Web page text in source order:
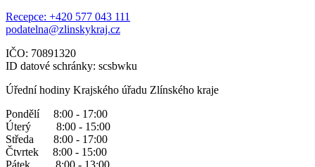
Recepce: +420 577 043 111
podatelna@zlinskykraj.cz
IČO: 70891320
ID datové schránky: scsbwku
Úřední hodiny Krajského úřadu Zlínského kraje
Pondělí 8:00 - 17:00
Úterý 8:00 - 15:00
Středa 8:00 - 17:00
Čtvrtek 8:00 - 15:00